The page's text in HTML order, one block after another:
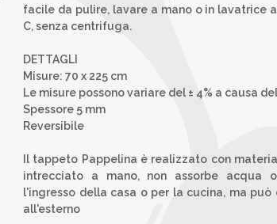
facile da pulire, lavare a mano o in lavatrice
C, senza centrifuga.
DETTAGLI
Misure: 70 x 225 cm
Le misure possono variare del ± 4% a causa
Spessore 5 mm
Reversibile
Il tappeto Pappelina è realizzato con
intrecciato a mano, non assorbe acqua
l'ingresso della casa o per la cucina, ma
all'esterno